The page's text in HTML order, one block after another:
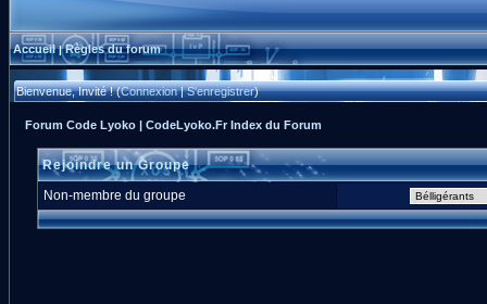
Accueil|Règles du forum
Bienvenue, Invité ! (Connexion|S'enregistrer)
Forum Code Lyoko | CodeLyoko.Fr Index du Forum
Rejoindre un Groupe
Non-membre du groupe